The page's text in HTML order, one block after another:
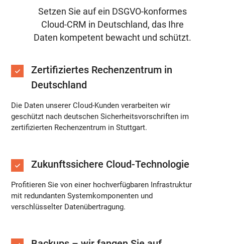
Setzen Sie auf ein DSGVO-konformes
Cloud-CRM in Deutschland, das Ihre
Daten kompetent bewacht und schützt.
Zertifiziertes Rechenzentrum in
Deutschland
Die Daten unserer Cloud-Kunden verarbeiten wir
geschützt nach deutschen Sicherheitsvorschriften im
zertifizierten Rechenzentrum in Stuttgart.
Zukunftssichere Cloud-Technologie
Profitieren Sie von einer hochverfügbaren Infrastruktur
mit redundanten Systemkomponenten und
verschlüsselter Datenübertragung.